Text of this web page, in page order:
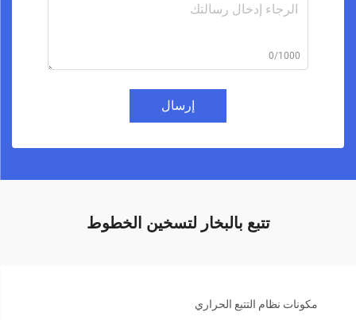
0/1000
إرسال
تتبع بالبخار لتسخين الخطوط
مكونات نظام التتبع الحراري